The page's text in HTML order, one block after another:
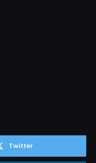
Twitter